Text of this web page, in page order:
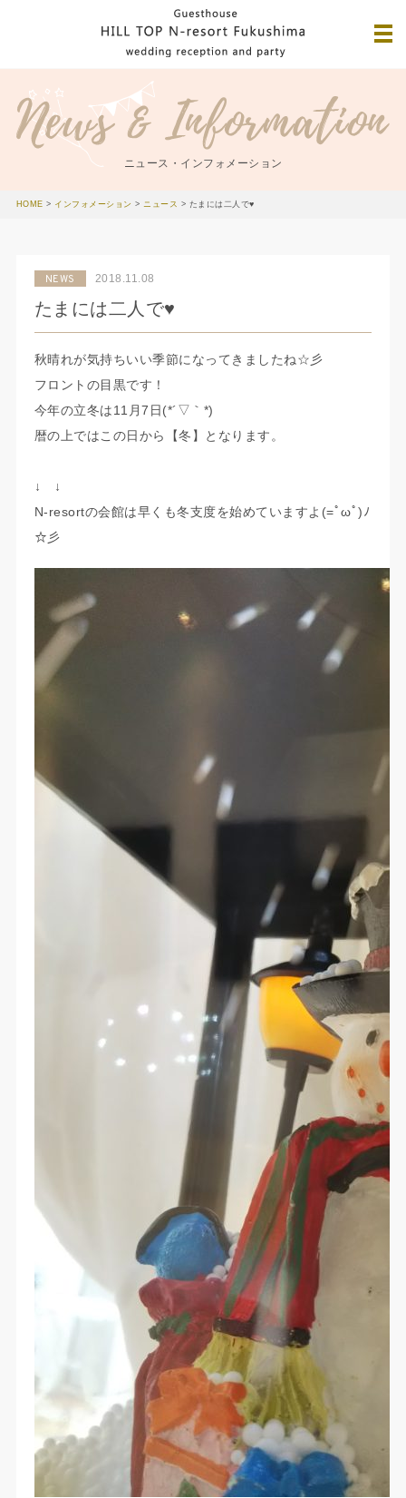
ニュース・インフォメーション
HOME > インフォメーション >ニュース > たまには二人で♥
NEWS 2018.11.08
たまには二人で♥
秋晴れが気持ちいい季節になってきましたね☆彡
フロントの目黒です！
今年の立冬は11月7日(*´▽｀*)
暦の上ではこの日から【冬】となります。
↓ ↓
N-resortの会館は早くも冬支度を始めていますよ(=ﾟωﾟ)ﾉ
☆彡